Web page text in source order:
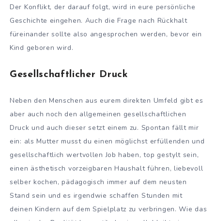
Der Konflikt, der darauf folgt, wird in eure persönliche
Geschichte eingehen. Auch die Frage nach Rückhalt
füreinander sollte also angesprochen werden, bevor ein
Kind geboren wird.
Gesellschaftlicher Druck
Neben den Menschen aus eurem direkten Umfeld gibt es
aber auch noch den allgemeinen gesellschaftlichen
Druck und auch dieser setzt einem zu. Spontan fällt mir
ein: als Mutter musst du einen möglichst erfüllenden und
gesellschaftlich wertvollen Job haben, top gestylt sein,
einen ästhetisch vorzeigbaren Haushalt führen, liebevoll
selber kochen, pädagogisch immer auf dem neusten
Stand sein und es irgendwie schaffen Stunden mit
deinen Kindern auf dem Spielplatz zu verbringen. Wie das